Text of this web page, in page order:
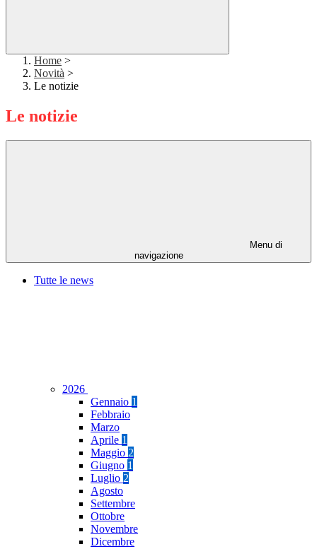
Home >
Novità >
Le notizie
Le notizie
Menu di
navigazione
Tutte le news
2026
Gennaio 1
Febbraio
Marzo
Aprile 1
Maggio 2
Giugno 1
Luglio 2
Agosto
Settembre
Ottobre
Novembre
Dicembre